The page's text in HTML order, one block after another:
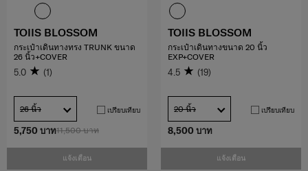
11,500 บาท
5,750 บาท
แจ้งเตือน
TOIIS BLOSSOM
กระเป๋าเดินทางทรง TRUNK ขนาด
26 นิ้ว+COVER
5.0 (1)
26 นิ้ว เปรียบเทียบ
8,500 บาท
แจ้งเตือน
TOIIS BLOSSOM
กระเป๋าเดินทางขนาด 20 นิ้ว
EXP+COVER
4.5 (19)
20 นิ้ว เปรียบเทียบ